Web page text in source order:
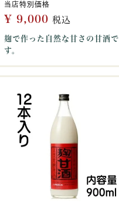
当店特別価格
¥ 9,000 税込
麹で作った自然な甘さの甘酒で
す。